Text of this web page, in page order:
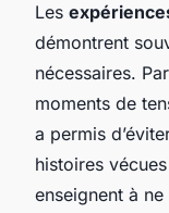
Les
démontrent
nécessaires.
moments de
a permis
histoires vécues
enseignent à